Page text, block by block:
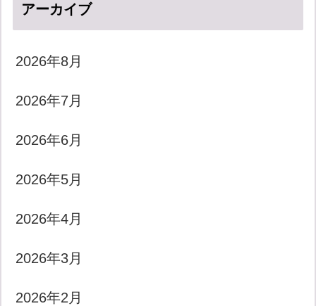
アーカイブ
2026年8月
2026年7月
2026年6月
2026年5月
2026年4月
2026年3月
2026年2月